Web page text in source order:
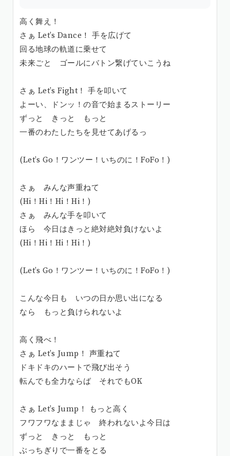
高く舞え！
さぁ Let’s Dance！ 手を広げて
回る地球の軌道に乗せて
未来ごと ゴールにバトン繋げていこうね
さぁ Let’s Fight！ 手を叩いて
よーい、ドンッ！の音で始まるストーリー
ずっと きっと もっと
一番のわたしたちを見せてあげるっ
(Let’s Go！ワンツー！いちのに！FoFo！)
さぁ みんな声重ねて
(Hi！Hi！Hi！Hi！)
さぁ みんな手を叩いて
ほら 今日はきっと絶対絶対負けないよ
(Hi！Hi！Hi！Hi！)
(Let’s Go！ワンツー！いちのに！FoFo！)
こんな今日も いつの日か思い出になる
なら もっと負けられないよ
高く飛べ！
さぁ Let’s Jump！ 声重ねて
ドキドキのハートで飛び出そう
転んでも全力ならば それでもOK
さぁ Let’s Jump！ もっと高く
フワフワなままじゃ 終われないよ今日は
ずっと きっと もっと
ぶっちぎりで一番をとる